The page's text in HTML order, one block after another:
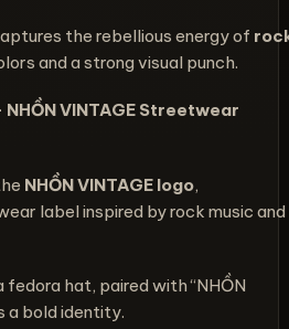
the rebellious energy of
and a strong visual punch.
VINTAGE Streetwear
NHỒN VINTAGE logo,
label inspired by rock music and
fedora hat, paired with “NHỒN
a bold identity.